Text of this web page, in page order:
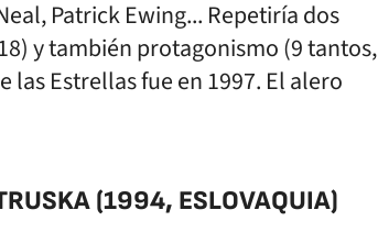
Patrick Ewing... Repetiría dos
y también protagonismo (9 tantos,
las Estrellas fue en 1997. El alero
(1994, ESLOVAQUIA)